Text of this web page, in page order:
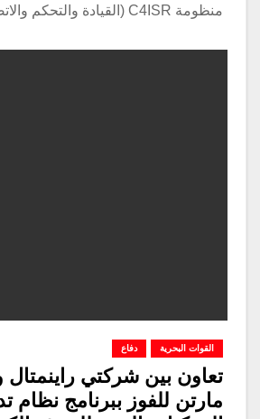
منظومة C4ISR (القيادة والتحكم والاتصالات…
القوات البحرية دفاع
تعاون بين شركتي راينمتال
مارتن للفوز ببرنامج نظام